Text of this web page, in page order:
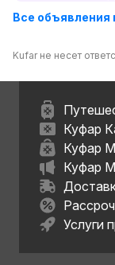
Все объявления
Kufar не несет
Куфар
Куфар
Куфар
Услуги